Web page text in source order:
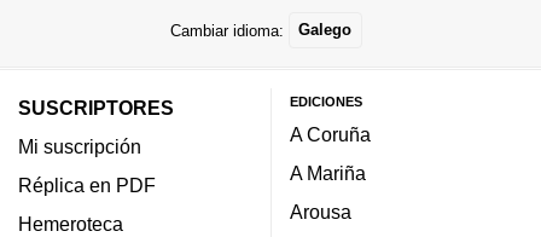
Cambiar idioma: Galego
SUSCRIPTORES
Mi suscripción
Réplica en PDF
Hemeroteca
EDICIONES
A Coruña
A Mariña
Arousa